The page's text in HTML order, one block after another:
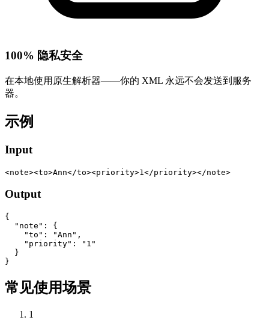
100% 隐私安全
在本地使用原生解析器——你的 XML 永远不会发送到服务
器。
示例
Input
<note><to>Ann</to><priority>1</priority></note>
Output
{
  "note": {
    "to": "Ann",
    "priority": "1"
  }
}
常见使用场景
1